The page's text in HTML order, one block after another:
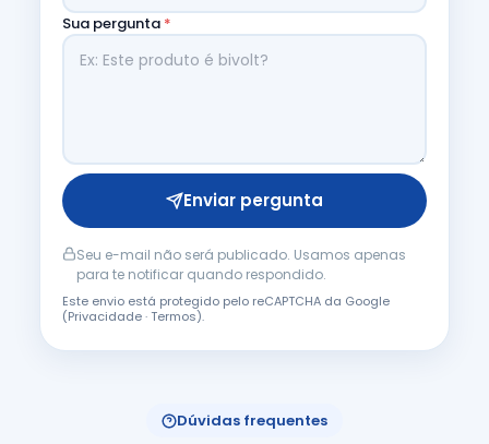
Sua pergunta *
Enviar pergunta
Seu e-mail não será publicado. Usamos apenas
para te notificar quando respondido.
Este envio está protegido pelo reCAPTCHA da Google
(Privacidade·Termos).
Dúvidas frequentes